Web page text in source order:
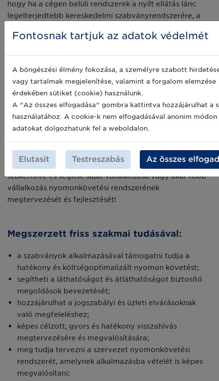
hogy ha a cégen belüli rendszerek a nyílt ellátás lánc
legelterjedtebb kereskedelmi szabványrendszerére, a
egyszerűbben és költséghatékonyabban vezethetők be
kommunikációt.
Mindez hozzájárulhat, hogy kritikus esetben az egész
ellátási lánc rövid időn belül, célzottan és minimális
bevételi veszteségekkel reagáljon, megvédve a
fogyasztók egészségét és az érintett cég jó hírét és
jövőjét egyaránt.
Képezze magát, vagy munkatársát nyomonkövetési
szakértővé és segítse saját vállalkozása vagy akár több
vállalkozás nyomonkövetési rendszerének
megtervezését és fejlesztését!
Megszerzett friss szakmai tudásával:
a szabványok alkalmazásával támogatni tudja a
hatékony és költségoptimalizált nyomon követést;
segítheti a láthatóságot és átláthatóságot biztosító
megoldások bevezetését;
hozzájárulhat a jogszabályi és üzleti elvárásoknak
való megfeleléshez;
képes célzott, gyors és hatékony visszahívás
megtervezésére és megvalósítására;
meg tudja tervezni a szervezet nyomonkövetési
rendszerét, amelynek alkalmazásba vételét is képes
megvalósítani;
Fontosnak tartjuk az adatok védelmét
A böngészési élmény fokozása, a személyre szabott
vagy tartalmak megjelenítése, valamint a forgalom elemzése
érdekében sütiket (cookie) használunk.
A "Az összes elfogadása" gombra kattintva hozzájárulhat a
használatához. A cookie-k nem elfogadásával anonim módon
adatokat dolgozhatunk fel a weboldalon.
Elutasít Testreszabás Az összes